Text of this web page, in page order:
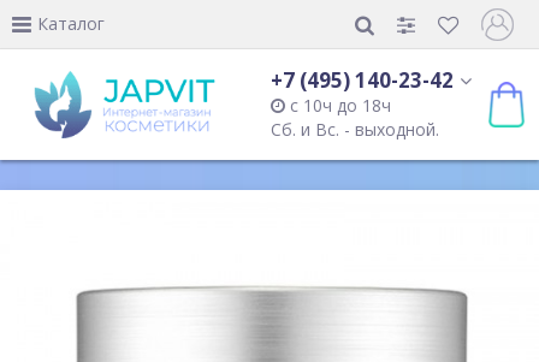
Каталог
+7 (495) 140-23-42
с 10ч до 18ч
Сб. и Вс. - выходной.